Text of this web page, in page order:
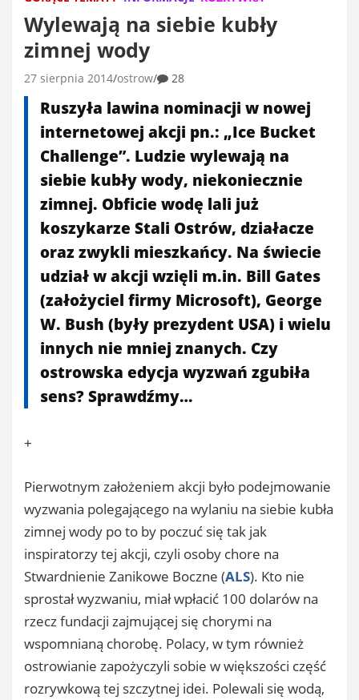
Wylewają na siebie kubły
zimnej wody
27 sierpnia 2014 ostrow 28
Ruszyła lawina nominacji w nowej
internetowej akcji pn.: „Ice Bucket
Challenge”. Ludzie wylewają na
siebie kubły wody, niekoniecznie
zimnej. Obficie wodę lali już
koszykarze Stali Ostrów, działacze
oraz zwykli mieszkańcy. Na świecie
udział w akcji wzięli m.in. Bill Gates
(założyciel firmy Microsoft), George
W. Bush (były prezydent USA) i wielu
innych nie mniej znanych. Czy
ostrowska edycja wyzwań zgubiła
sens? Sprawdźmy…
+
Pierwotnym założeniem akcji było podejmowanie
wyzwania polegającego na wylaniu na siebie kubła
zimnej wody po to by poczuć się tak jak
inspiratorzy tej akcji, czyli osoby chore na
Stwardnienie Zanikowe Boczne (ALS). Kto nie
sprostał wyzwaniu, miał wpłacić 100 dolarów na
rzecz fundacji zajmującej się chorymi na
wspomnianą chorobę. Polacy, w tym również
ostrowianie zapożyczyli sobie w większości część
rozrywkową tej szczytnej idei. Polewali się wodą,